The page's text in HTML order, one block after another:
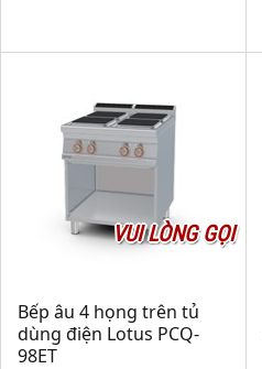
VUI LÒNG GỌI
Bếp âu 4 họng trên tủ
dùng điện Lotus PCQ-
98ET